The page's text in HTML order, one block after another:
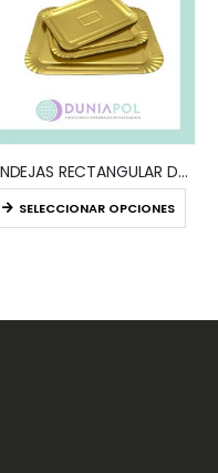
BANDEJAS RECTANGULAR DORADAS / PLATA (x10)
SELECCIONAR OPCIONES